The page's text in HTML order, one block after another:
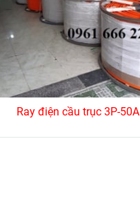
Ray điện cầu trục 3P-50A